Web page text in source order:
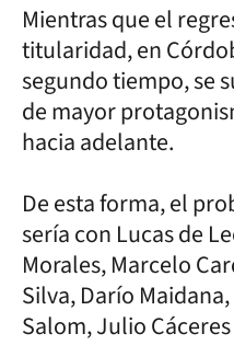
Mientras que el
titularidad, en
segundo tiempo, se
de mayor
hacia adelante.
De esta forma, el
sería con Lucas de
Morales, Marcelo
Silva, Darío
Salom, Julio